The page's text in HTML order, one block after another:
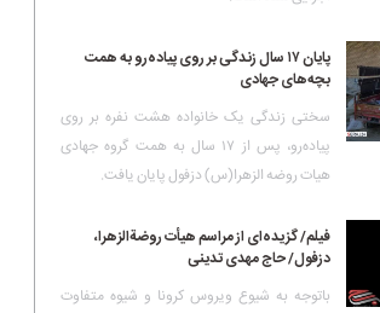
پایان ۱۷ سال زندگی بر روی پیاده‌رو به همت
بچه‌های جهادی
سختی زندگی یک خانواده هشت نفره بر روی
پیاده‌رو، پس از ۱۷ سال به همت گروه جهادی
هیات روضه الزهرا(س) دزفول پایان یافت.
فیلم/ گزیده‌ای از مراسم هیأت روضةالزهرا،
دزفول/ حاج مهدی تدینی
باتوجه به شیوع ویروس کرونا و شیوه متفاوت